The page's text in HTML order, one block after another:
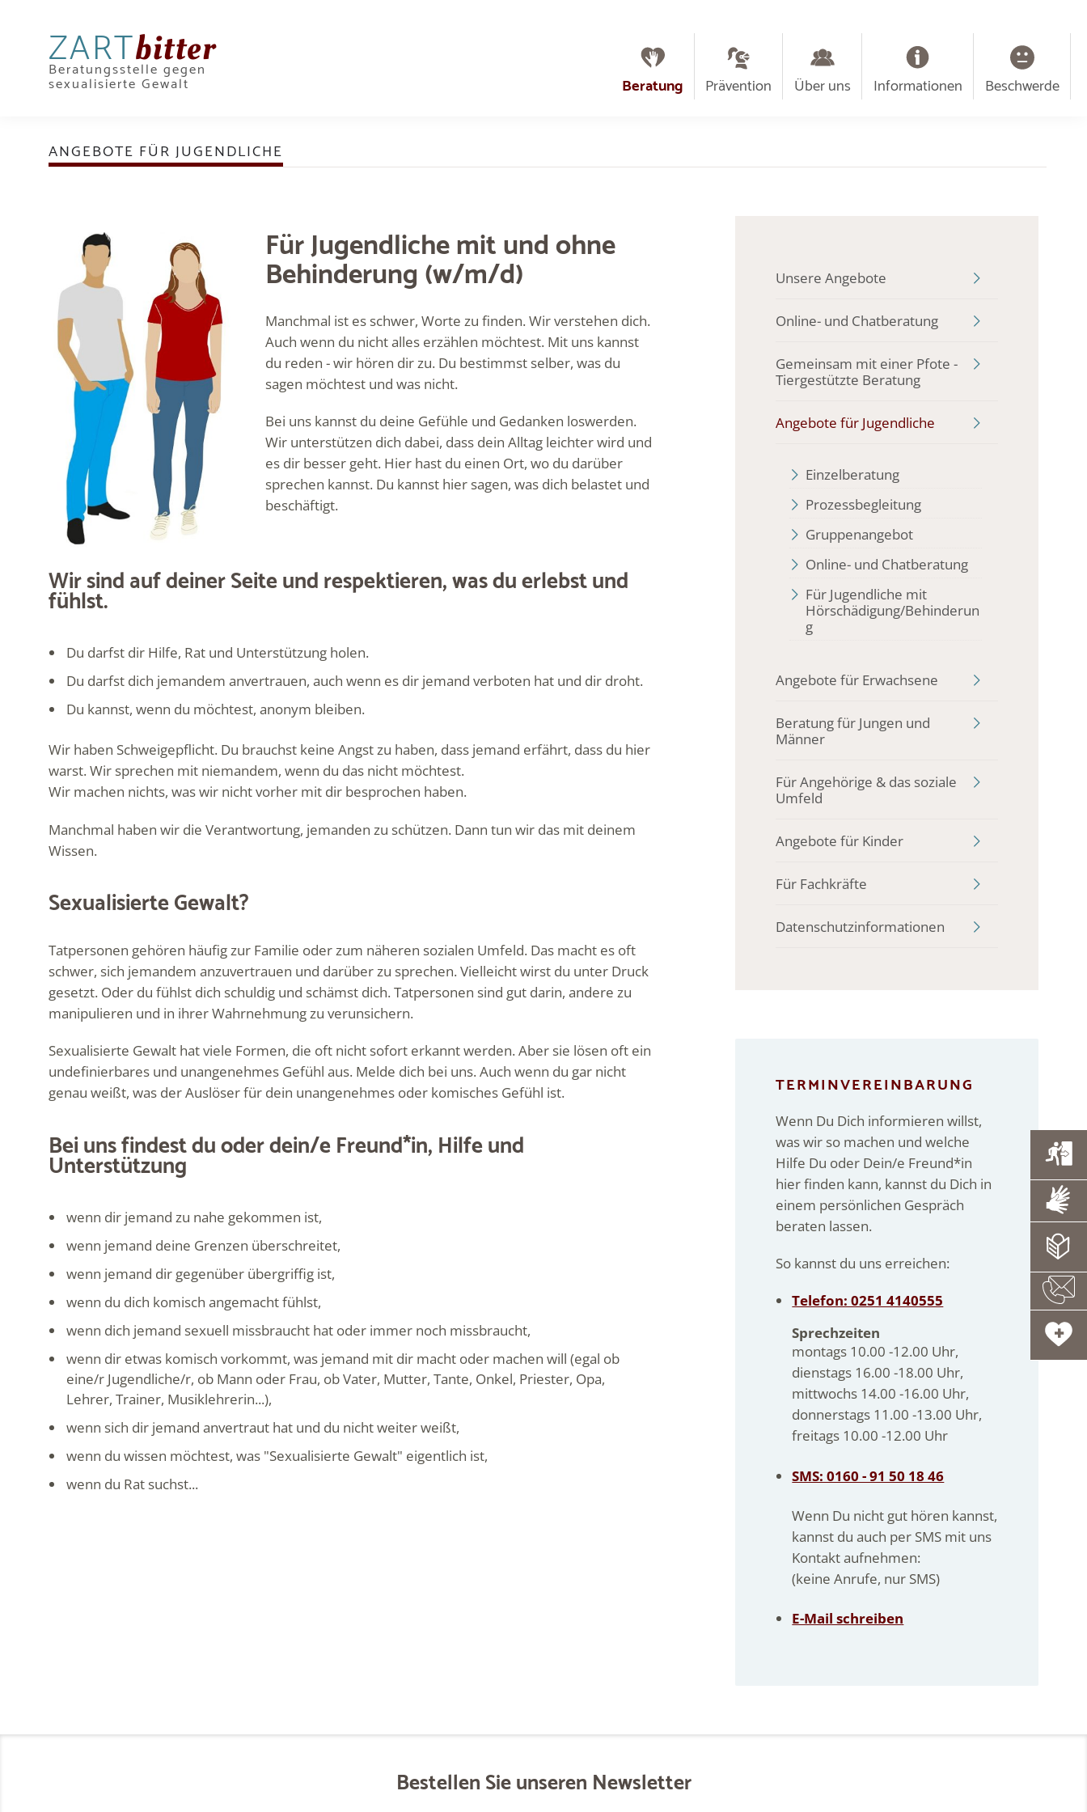
ZARTbitter
Beratungsstelle gegen
sexualisierte Gewalt Beratung Prävention Über uns Informationen Beschwerde
ANGEBOTE FÜR JUGENDLICHE
Für Jugendliche mit und ohne
Behinderung (w/m/d)
Manchmal ist es schwer, Worte zu finden. Wir verstehen dich.
Auch wenn du nicht alles erzählen möchtest. Mit uns kannst
du reden - wir hören dir zu. Du bestimmst selber, was du
sagen möchtest und was nicht.
Bei uns kannst du deine Gefühle und Gedanken loswerden.
Wir unterstützen dich dabei, dass dein Alltag leichter wird und
es dir besser geht. Hier hast du einen Ort, wo du darüber
sprechen kannst. Du kannst hier sagen, was dich belastet und
beschäftigt.
Wir sind auf deiner Seite und respektieren, was du erlebst und
fühlst.
Du darfst dir Hilfe, Rat und Unterstützung holen.
Du darfst dich jemandem anvertrauen, auch wenn es dir jemand verboten hat und dir droht.
Du kannst, wenn du möchtest, anonym bleiben.
Wir haben Schweigepflicht. Du brauchst keine Angst zu haben, dass jemand erfährt, dass du hier
warst. Wir sprechen mit niemandem, wenn du das nicht möchtest.
Wir machen nichts, was wir nicht vorher mit dir besprochen haben.
Manchmal haben wir die Verantwortung, jemanden zu schützen. Dann tun wir das mit deinem
Wissen.
Sexualisierte Gewalt?
Tatpersonen gehören häufig zur Familie oder zum näheren sozialen Umfeld. Das macht es oft
schwer, sich jemandem anzuvertrauen und darüber zu sprechen. Vielleicht wirst du unter Druck
gesetzt. Oder du fühlst dich schuldig und schämst dich. Tatpersonen sind gut darin, andere zu
manipulieren und in ihrer Wahrnehmung zu verunsichern.
Sexualisierte Gewalt hat viele Formen, die oft nicht sofort erkannt werden. Aber sie lösen oft ein
undefinierbares und unangenehmes Gefühl aus. Melde dich bei uns. Auch wenn du gar nicht
genau weißt, was der Auslöser für dein unangenehmes oder komisches Gefühl ist.
Bei uns findest du oder dein/e Freund*in, Hilfe und
Unterstützung
wenn dir jemand zu nahe gekommen ist,
wenn jemand deine Grenzen überschreitet,
wenn jemand dir gegenüber übergriffig ist,
wenn du dich komisch angemacht fühlst,
wenn dich jemand sexuell missbraucht hat oder immer noch missbraucht,
wenn dir etwas komisch vorkommt, was jemand mit dir macht oder machen will (egal ob
eine/r Jugendliche/r, ob Mann oder Frau, ob Vater, Mutter, Tante, Onkel, Priester, Opa,
Lehrer, Trainer, Musiklehrerin...),
wenn sich dir jemand anvertraut hat und du nicht weiter weißt,
wenn du wissen möchtest, was "Sexualisierte Gewalt" eigentlich ist,
wenn du Rat suchst...
Unsere Angebote
Online- und Chatberatung
Gemeinsam mit einer Pfote -
Tiergestützte Beratung
Angebote für Jugendliche
Einzelberatung
Prozessbegleitung
Gruppenangebot
Online- und Chatberatung
Für Jugendliche mit
Hörschädigung/Behinderun
g
Angebote für Erwachsene
Beratung für Jungen und
Männer
Für Angehörige & das soziale
Umfeld
Angebote für Kinder
Für Fachkräfte
Datenschutzinformationen
TERMINVEREINBARUNG
Wenn Du Dich informieren willst,
was wir so machen und welche
Hilfe Du oder Dein/e Freund*in
hier finden kann, kannst du Dich in
einem persönlichen Gespräch
beraten lassen.
So kannst du uns erreichen:
Telefon: 0251 4140555
Sprechzeiten
montags 10.00 -12.00 Uhr,
dienstags 16.00 -18.00 Uhr,
mittwochs 14.00 -16.00 Uhr,
donnerstags 11.00 -13.00 Uhr,
freitags 10.00 -12.00 Uhr
SMS: 0160 - 91 50 18 46
Wenn Du nicht gut hören kannst,
kannst du auch per SMS mit uns
Kontakt aufnehmen:
(keine Anrufe, nur SMS)
E-Mail schreiben
Bestellen Sie unseren Newsletter